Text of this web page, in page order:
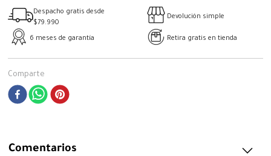
Despacho gratis desde
$79.990
Devolución simple
6 meses de garantía Retira gratis en tienda
Comparte
Comentarios